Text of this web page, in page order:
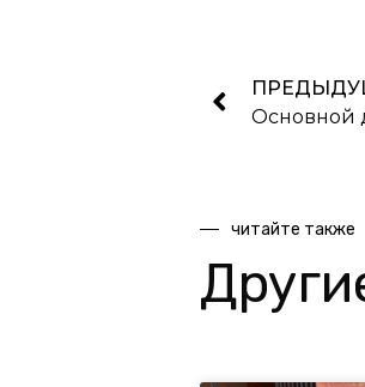
Основной
читайте также